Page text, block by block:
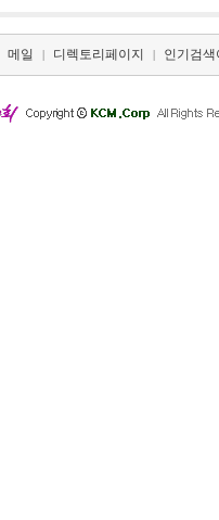
메일 | 디렉토리페이지 | 인기검색